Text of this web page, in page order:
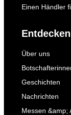
Einen Händler
Über uns
Geschichten
Nachrichten
Messen &amp;